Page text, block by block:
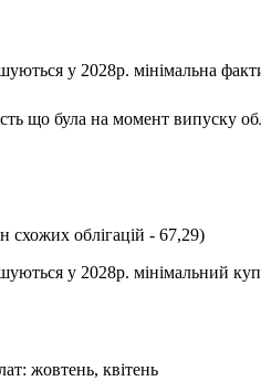
у 2028р. мінімальна
що була на момент випуску
схожих облігацій - 67,29)
у 2028р. мінімальний
жовтень, квітень